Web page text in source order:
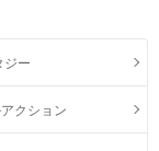
ジー
クション